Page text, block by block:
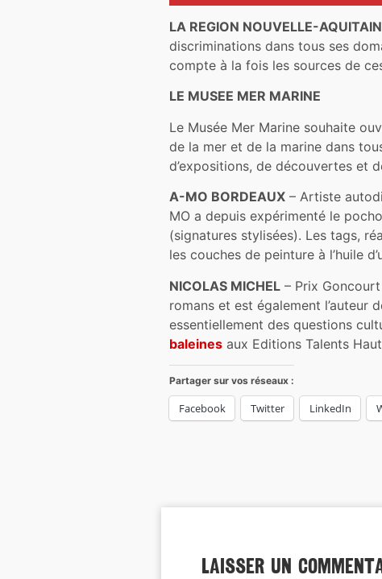
LA REGION NOUVELLE-
discriminations dans tous ses
compte à la fois les sources de
LE MUSEE MER MARINE
Le Musée Mer Marine souhaite
de la mer et de la marine dans
d’expositions, de découvertes et
A-MO BORDEAUX – Artiste
MO a depuis expérimenté le
(signatures stylisées). Les tags,
les couches de peinture à l’huile
NICOLAS MICHEL – Prix
romans et est également
essentiellement des questions
baleines aux Editions Talents
Partager sur vos réseaux :
Facebook Twitter LinkedIn
Laisser un